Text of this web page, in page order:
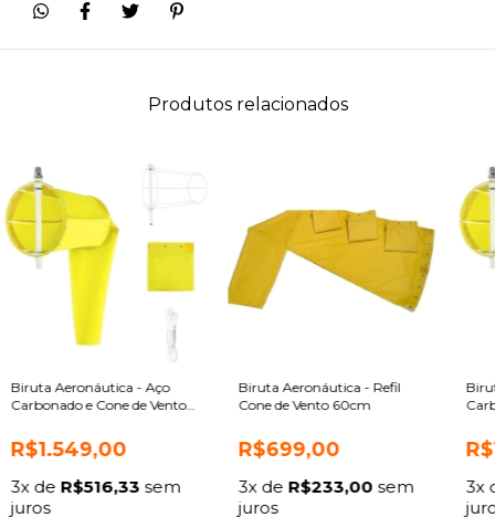
Produtos relacionados
Biruta Aeronáutica - Aço
Carbonado e Cone de Vento
R$1.549,00
3x de R$516,33 sem
juros
Biruta Aeronáutica - Refil
Cone de Vento 60cm
R$699,00
3x de R$233,00 sem
juros
3x